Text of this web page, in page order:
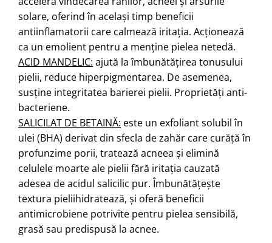
solare, oferind în același timp beneficii
antiinflamatorii care calmează iritația. Acționează
ca un emolient pentru a menține pielea netedă.
ACID MANDELIC: ajută la îmbunătățirea tonusului
pielii, reduce hiperpigmentarea. De asemenea,
susține integritatea barierei pielii. Proprietăți anti-
bacteriene.
SALICILAT DE BETAINĂ: este un exfoliant solubil în
ulei (BHA) derivat din sfecla de zahăr care curăță în
profunzime porii, tratează acneea și elimină
celulele moarte ale pielii fără iritația cauzată
adesea de acidul salicilic pur. Îmbunătățește
textura pieliihidratează, și oferă beneficii
antimicrobiene potrivite pentru pielea sensibilă,
grasă sau predispusă la acnee.